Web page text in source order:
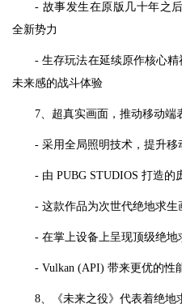
- 故事发生在原版几十年之
全新势力
- 生存玩法在延续原作核心
未来感的战斗体验
7、超真实画面，推动移动端
- 采用全局照明技术，提升移
- 由 PUBG STUDIOS 打造
- 这款作品为次世代绝地求生
- 在掌上设备上呈现顶级绝地
- Vulkan (API) 带来更优的性
8、《未来之役》代表着绝地